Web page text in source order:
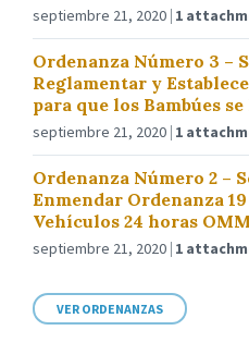
septiembre 21, 2020 1
Ordenanza Número 3 –
Reglamentar y
para que los Bambúes se
septiembre 21, 2020 1
Ordenanza Número 2 –
Enmendar Ordenanza
Vehículos 24 horas
septiembre 21, 2020 1
VER ORDENANZAS